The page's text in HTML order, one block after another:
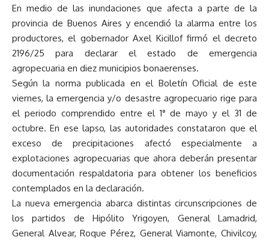
En medio de las inundaciones que afecta a parte de la
provincia de Buenos Aires y encendió la alarma entre los
productores, el gobernador Axel Kicillof firmó el decreto
2196/25 para declarar el estado de emergencia
agropecuaria en diez municipios bonaerenses.
Según la norma publicada en el Boletín Oficial de este
viernes, la emergencia y/o desastre agropecuario rige para
el periodo comprendido entre el 1° de mayo y el 31 de
octubre. En ese lapso, las autoridades constataron que el
exceso de precipitaciones afectó especialmente a
explotaciones agropecuarias que ahora deberán presentar
documentación respaldatoria para obtener los beneficios
contemplados en la declaración.
La nueva emergencia abarca distintas circunscripciones de
los partidos de Hipólito Yrigoyen, General Lamadrid,
General Alvear, Roque Pérez, General Viamonte, Chivilcoy,